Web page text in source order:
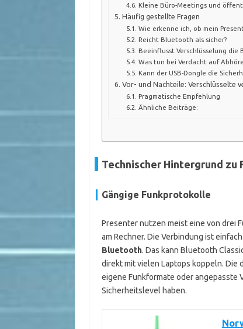
Kleine Büro-Meetings und
Häufig gestellte Fragen
Wie erkenne ich, ob mein
Reicht Bluetooth als sicher?
Beeinflusst Verschlüsselung die
Was tun bei Verdacht auf
Kann der USB-Dongle die
Vor- und Nachteile: Verschlüsselte
Pragmatische Empfehlung
Ähnliche Beiträge:
Technischer Hintergrund zu
Gängige Funkprotokolle
Presenter nutzen meist eine von drei
am Rechner. Die Verbindung ist
Bluetooth. Das kann Bluetooth
direkt mit vielen Laptops koppeln. Die
eigene Funkformate oder angepasste
Sicherheitslevel haben.